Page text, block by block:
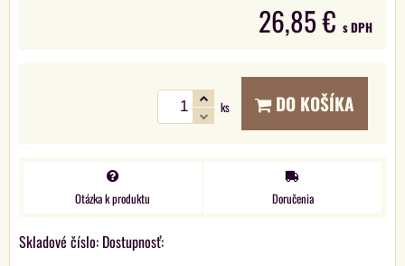
26,85 € s DPH
ks DO KOŠÍKA
Otázka k produktu Doručenia
Skladové číslo: Dostupnosť: